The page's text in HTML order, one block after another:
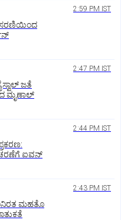
2:59 PM IST
ಸರಣಿಯಿಂದ
2:47 PM IST
ಜತೆ
ಮೃಣಾಲ್‌
2:44 PM IST
ಐವನ್
2:43 PM IST
ಮಹತೊ